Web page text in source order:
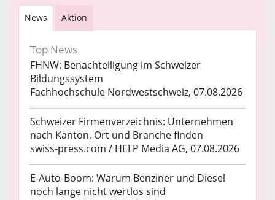
News Aktion
Top News
FHNW: Benachteiligung im Schweizer
Bildungssystem
Fachhochschule Nordwestschweiz, 07.08.2026
Schweizer Firmenverzeichnis: Unternehmen
nach Kanton, Ort und Branche finden
swiss-press.com / HELP Media AG, 07.08.2026
E-Auto-Boom: Warum Benziner und Diesel
noch lange nicht wertlos sind